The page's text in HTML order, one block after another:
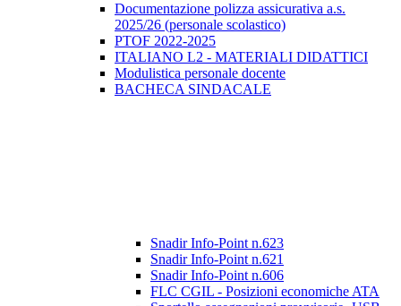
Documentazione polizza assicurativa a.s.
2025/26 (personale scolastico)
PTOF 2022-2025
ITALIANO L2 - MATERIALI DIDATTICI
Modulistica personale docente
BACHECA SINDACALE
Snadir Info-Point n.623
Snadir Info-Point n.621
Snadir Info-Point n.606
FLC CGIL - Posizioni economiche ATA